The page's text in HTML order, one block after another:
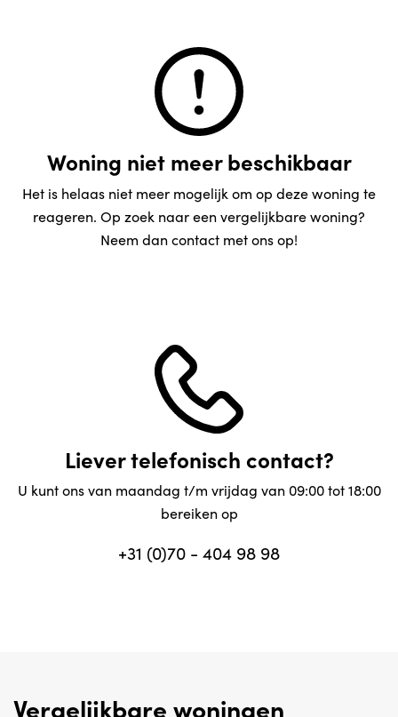
Woning niet meer beschikbaar
Het is helaas niet meer mogelijk om op deze woning te
reageren. Op zoek naar een vergelijkbare woning?
Neem dan contact met ons op!
Liever telefonisch contact?
U kunt ons van maandag t/m vrijdag van 09:00 tot 18:00
bereiken op
+31 (0)70 - 404 98 98
Vergelijkbare woningen